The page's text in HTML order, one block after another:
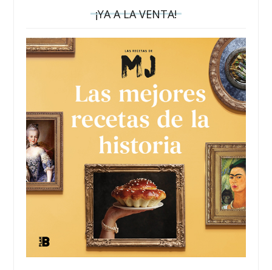
¡YA A LA VENTA!